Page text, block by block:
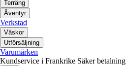
Terräng
Äventyr
Verkstad
Väskor
Utförsäljning
Varumärken
Kundservice i Frankrike Säker betalning